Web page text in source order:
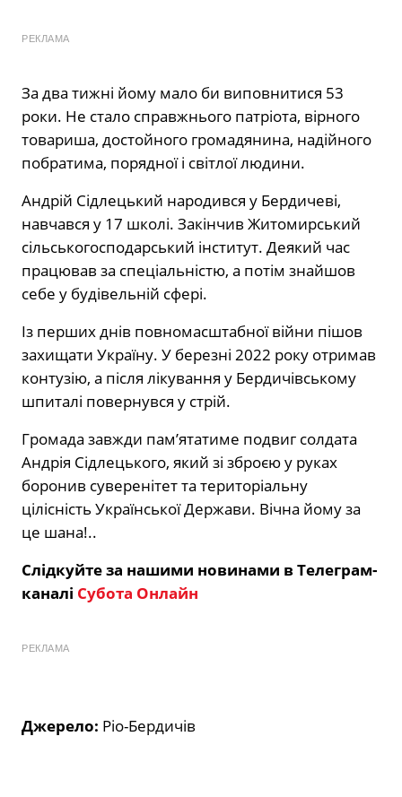
РЕКЛАМА
За два тижні йому мало би виповнитися 53
роки. Не стало справжнього патріота, вірного
товариша, достойного громадянина, надійного
побратима, порядної і світлої людини.
Андрій Сідлецький народився у Бердичеві,
навчався у 17 школі. Закінчив Житомирський
сільськогосподарський інститут. Деякий час
працював за спеціальністю, а потім знайшов
себе у будівельній сфері.
Із перших днів повномасштабної війни пішов
захищати Україну. У березні 2022 року отримав
контузію, а після лікування у Бердичівському
шпиталі повернувся у стрій.
Громада завжди пам’ятатиме подвиг солдата
Андрія Сідлецького, який зі зброєю у руках
боронив суверенітет та територіальну
цілісність Української Держави. Вічна йому за
це шана!..
Слідкуйте за нашими новинами в Телеграм-
каналі Субота Онлайн
РЕКЛАМА
Джерело: Ріо-Бердичів